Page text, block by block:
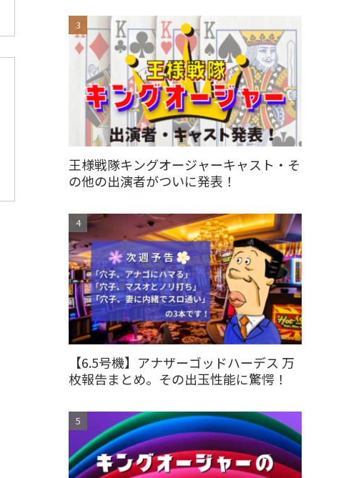
王様戦隊キングオージャーキャスト・そ
の他の出演者がついに発表！
【6.5号機】アナザーゴッドハーデス 万
枚報告まとめ。その出玉性能に驚愕！